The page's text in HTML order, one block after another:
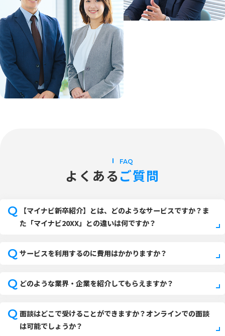
FAQ
よくあるご質問
Q
【マイナビ新卒紹介】とは、どのようなサービスですか？ま
た「マイナビ20XX」との違いは何ですか？
A
報や面談をもとに、企業紹介や就活全般に関するアドバイ
ビスです。
ト内の企業を検索し、応募が行えます。
詳しい違いは マイナビ新卒紹介とマイナビ20XXとの違い
Q サービスを利用するのに費用はかかりますか？
A
（ただし、ご来社時及び企業に訪問する際の交通費・宿泊費
Q どのような業界・企業を紹介してもらえますか？
A
観）やお人柄などをお伺いした上で一人ひとりに合った企業
Q 面談はどこで受けることができますか？オンラインでの面談
は可能でしょうか？